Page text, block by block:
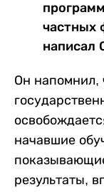
частных
написал
Он напомнил,
начавшие
результаты,